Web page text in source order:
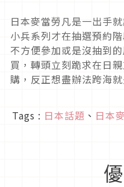
日本麥當勞凡是一出手
小兵系列才在抽選預約
不方便參加或是沒抽到
買，轉頭立刻跪求在日
購，反正想盡辦法跨海就
Tags : 日本話題 、 日本